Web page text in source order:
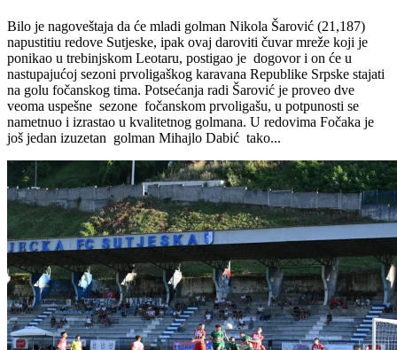
Bilo je nagoveštaja da će mladi golman Nikola Šarović (21,187)
napustitiu redove Sutjeske, ipak ovaj daroviti čuvar mreže koji je
ponikao u trebinjskom Leotaru, postigao je dogovor i on će u
nastupajućoj sezoni prvoligaškog karavana Republike Srpske stajati
na golu fočanskog tima. Potsećanja radi Šarović je proveo dve
veoma uspešne sezone fočanskom prvoligašu, u potpunosti se
nametnuo i izrastao u kvalitetnog golmana. U redovima Fočaka je
još jedan izuzetan golman Mihajlo Dabić tako...